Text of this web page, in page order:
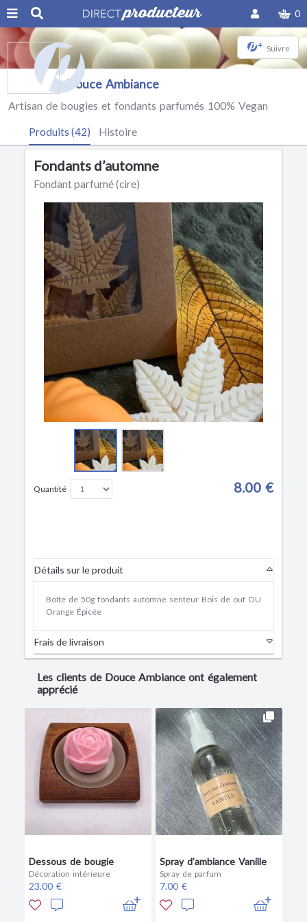
0
+ Suivre
Douce Ambiance
Artisan de bougies et fondants parfumés 100% Vegan
Produits (42) Histoire
Fondants d’automne
Fondant parfumé (cire)
Quantité 8.00 €
Détails sur le produit
Boîte de 50g fondants automne senteur Bois de ouf OU
Orange Épicée
Frais de livraison
Les clients de Douce Ambiance ont également
apprécié
Dessous de bougie
Décoration intérieure
23.00 €
Spray d’ambiance Vanille
Spray de parfum
7.00 €